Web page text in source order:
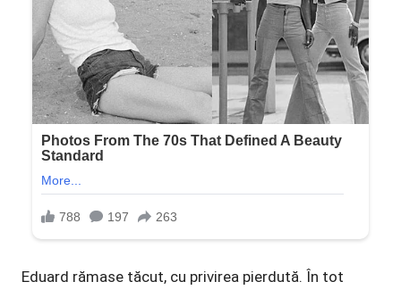
Eduard rămase tăcut, cu privirea pierdută. În tot